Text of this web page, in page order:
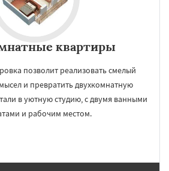
квартиры
позволит реализовать смелый
и превратить двухкомнатную
в уютную студию, с двумя ванными
и рабочим местом.